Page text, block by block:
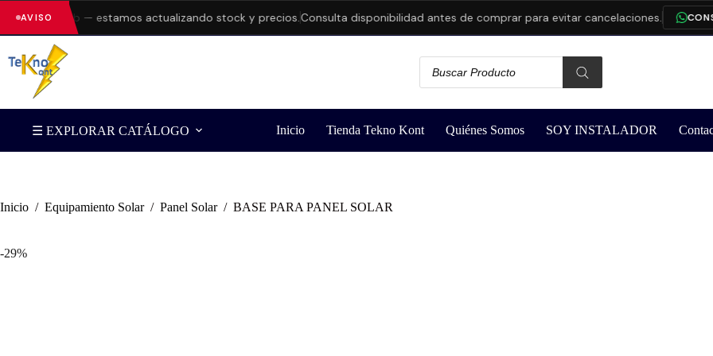
AVISO
la web — estamos actualizando stock y precios.Consulta disponibilidad antes de comprar para evitar cancelaciones.
☰ EXPLORAR CATÁLOGO Inicio Tienda Tekno Kont Quiénes Somos SOY INSTALADOR
Inicio / Equipamiento Solar / Panel Solar / BASE PARA PANEL SOLAR
-29%